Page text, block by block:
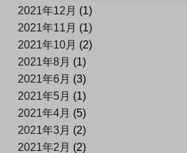
2021年12月 (1)
2021年11月 (1)
2021年10月 (2)
2021年8月 (1)
2021年6月 (3)
2021年5月 (1)
2021年4月 (5)
2021年3月 (2)
2021年2月 (2)